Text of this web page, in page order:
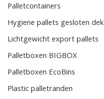
Palletcontainers
Hygiene pallets gesloten dek
Lichtgewicht export pallets
Palletboxen BIGBOX
Palletboxen EcoBins
Plastic palletranden